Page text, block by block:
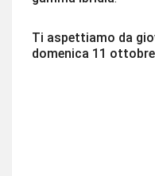
Ti aspettiamo da
domenica 11